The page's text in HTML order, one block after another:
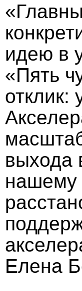
идею в
«Пять
отклик:
выхода
нашему
Елена